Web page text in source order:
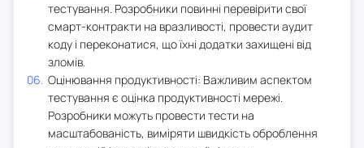
тестування. Розробники повинні перевірити свої
смарт-контракти на вразливості, провести аудит
коду і переконатися, що їхні додатки захищені від
зломів.
Оцінювання продуктивності: Важливим аспектом
тестування є оцінка продуктивності мережі.
Розробники можуть провести тести на
масштабованість, виміряти швидкість оброблення